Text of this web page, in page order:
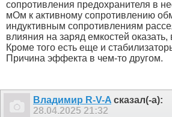
сопротивления предохранителя в
мОм к активному сопротивлению
индуктивным сопротивлениям
влияния на заряд емкостей
Кроме того есть еще и
Причина эффекта в чем-то другом.
Владимир R-V-A сказал(-а):
28.04.2025 21:32